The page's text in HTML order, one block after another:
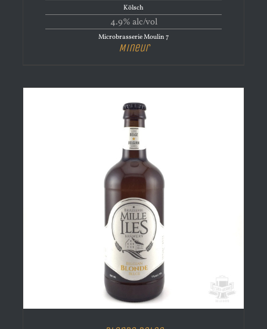
Kölsch
4.9% alc/vol
Microbrasserie Moulin 7
Mineur